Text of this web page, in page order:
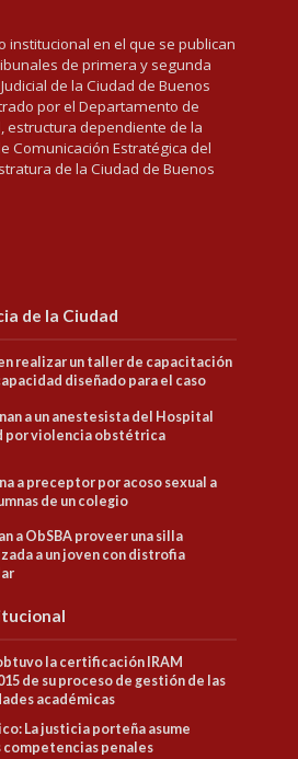
institucional en el que se publican
de primera y segunda
de la Ciudad de Buenos
por el Departamento de
estructura dependiente de la
Comunicación Estratégica del
de la Ciudad de Buenos
de la Ciudad
realizar un taller de capacitación
diseñado para el caso
a un anestesista del Hospital
por violencia obstétrica
a preceptor por acoso sexual a
de un colegio
a ObSBA proveer una silla
a un joven con distrofia
obtuvo la certificación IRAM
de su proceso de gestión de las
académicas
La justicia porteña asume
competencias penales